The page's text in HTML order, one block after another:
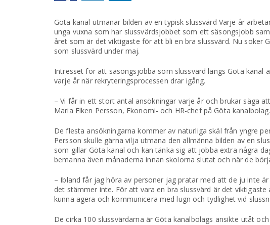
Göta kanal utmanar bilden av en typisk slussvärd Varje år
unga vuxna som har slussvärdsjobbet som ett säsongsjobb
året som är det viktigaste för att bli en bra slussvärd. Nu
som slussvärd under maj.
Intresset för att säsongsjobba som slussvärd längs Göta
varje år när rekryteringsprocessen drar igång.
– Vi får in ett stort antal ansökningar varje år och brukar säga
Maria Elken Persson, Ekonomi- och HR-chef på Göta kanalbolag.
De flesta ansökningarna kommer av naturliga skäl från yngre
Persson skulle gärna vilja utmana den allmänna bilden av en
som gillar Göta kanal och kan tänka sig att jobba extra några
bemanna även månaderna innan skolorna slutat och när de
– Ibland får jag höra av personer jag pratar med att de ju inte
det stämmer inte. För att vara en bra slussvärd är det
kunna agera och kommunicera med lugn och tydlighet vid
De cirka 100 slussvärdarna är Göta kanalbolags ansikte utåt